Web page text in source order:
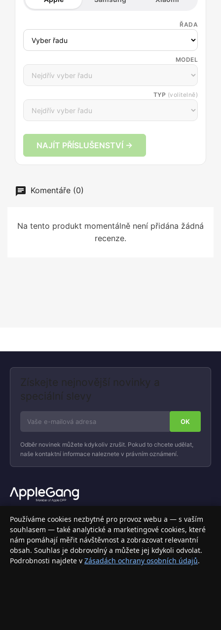
ŘADA
MODEL
TYP (volitelně)
NAJÍT PŘÍSLUŠENSTVÍ →
Komentáře (0)
Na tento produkt momentálně není přidána žádná
recenze.
Získejte nejnovější novinky a
speciální slevy
Odběr novinek můžete kdykoliv zrušit. Pokud to chcete udělat,
naše kontaktní informace naleznete v právním oznámení.
Váš specializovaný obchod s Apple produkty, příslušenstvím a
elektronikou. Nakupujte bezpečně a s jistotou.
INFORMACE
Doprava a doručení
Používáme cookies nezbytné pro provoz webu a — s vaším
souhlasem — také analytické a marketingové cookies, které
nám pomáhají měřit návštěvnost a zobrazovat relevantní
obsah. Souhlas je dobrovolný a můžete jej kdykoli odvolat.
Podrobnosti najdete v Zásadách ochrany osobních údajů.